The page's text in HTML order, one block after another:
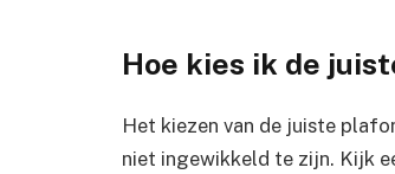
Hoe kies ik de
Het kiezen van de juiste
niet ingewikkeld te zijn. Kijk